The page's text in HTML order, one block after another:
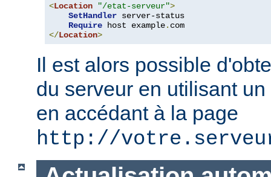
<Location "/etat-serveur">
SetHandler server-status
Require host example.
</Location>
Il est alors possible
du serveur en utilisant
en accédant à la page
http://